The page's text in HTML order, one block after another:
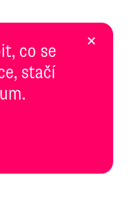
co se
stačí
×